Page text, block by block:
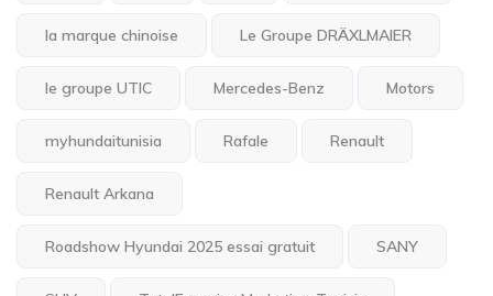
la marque chinoise Le Groupe DRÄXLMAIER
le groupe UTIC Mercedes-Benz Motors
myhundaitunisia Rafale Renault
Renault Arkana
Roadshow Hyundai 2025 essai gratuit SANY